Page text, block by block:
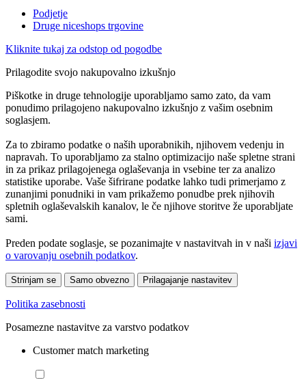
Podjetje
Druge niceshops trgovine
Kliknite tukaj za odstop od pogodbe
Prilagodite svojo nakupovalno izkušnjo
Piškotke in druge tehnologije uporabljamo samo zato, da vam
ponudimo prilagojeno nakupovalno izkušnjo z vašim osebnim
soglasjem.
Za to zbiramo podatke o naših uporabnikih, njihovem vedenju in
napravah. To uporabljamo za stalno optimizacijo naše spletne strani
in za prikaz prilagojenega oglaševanja in vsebine ter za analizo
statistike uporabe. Vaše šifrirane podatke lahko tudi primerjamo z
zunanjimi ponudniki in vam prikažemo ponudbe prek njihovih
spletnih oglaševalskih kanalov, le če njihove storitve že uporabljate
sami.
Preden podate soglasje, se pozanimajte v nastavitvah in v naši izjavi
o varovanju osebnih podatkov.
Strinjam se Samo obvezno Prilagajanje nastavitev
Politika zasebnosti
Posamezne nastavitve za varstvo podatkov
Customer match marketing